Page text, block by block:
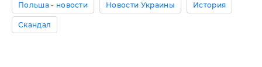
Польша - новости Новости Украины История
Скандал